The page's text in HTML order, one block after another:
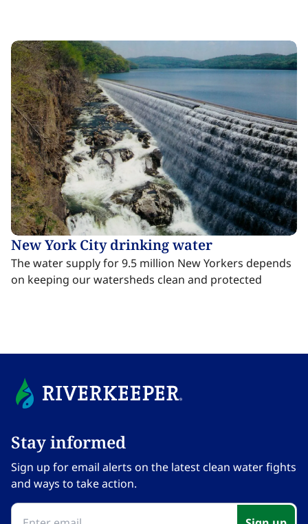
New York City drinking water​​​​‌ ‍ ​‍​‍‌‍ ‌ ​‍‌‍‍‌‌‍‌ ‌‍‍‌‌‍ ‍​‍​‍​ ‍‍​‍​‍‌ ​ ‌‍​‌‌‍ ‍‌‍‍‌‌ ‌​‌ ‍‌​‍ ‍‌‍‍‌‌‍ ​‍​‍​‍ ​​‍​‍‌‍‍​‌ ​‍‌‍‌‌‌‍‌‍​‍​‍​ ‍‍​‍​‍‌‍‍​‌ ‌​‌ ‌​‌ ​​‌ ​ ​ ‍‍​‍ ​‍ ‌‍​ ‌‍ ‌‌ ​ ​‍ ‍‌‍ ‌‌‍​‌‌‍‍‌‌‍ ‍​‍ ‍​ ​‍​ ​​​ ​‍​ ‌​‌ ​‍‌‍‌‌‌‍‌​‌‍‌‌‌ ​ ‌‍‍‌‌‍‌ ‌‍ ‍​‍ ‍‌ ​‍‌‍‍‌‌ ‌‍‌‍‌‌‌ ​‍‌‍‍ ‌‍‌‌‌‍‌‌‌ ​​‌‍‌‌‌ ​‍​‍ ‍‌‍ ‌ ​‍‌‍‌ ​‍ ‌‍‍‌‌‍ ‍‌ ‌​‌‍‌‌‌‍ ‍‌ ‌​​‍ ‌‍‌‌‌‍‌​‌‍‍‌‌ ‌​​‍ ‌‍ ‌‌‍ ‌‍‌​‌‍‌‌​ ‌‌ ​​‌ ​‍‌‍‌‌‌ ​ ‌‍‌‌‌‍ ‍‌ ‌​‌‍​‌‌ ‌​‌‍‍‌‌‍ ‌‍ ‍​ ‍ ‌‍‍‌‌‍‌​​ ‌​ ‌ ‌‍‌​‌‍​‌​ ​ ​ ‌‌‌‍​‍​ ‌​‌‍​‌​‍ ‌‌‍​‍‌‍​ ‌‍​‍‌‍​‌​‍ ‌​ ‌​‌‍​‍‌‍‌‌‌‍​ ​‍ ‌​ ‍‌‌‍​‍‌‍‌​​ ‌‍​‍ ‌‌‍​‍​ ​​‌‍‌‌‌‍‌​​ ​​​ ​‌‌‍‌​​ ‌‍​ ‌​‌‍​‌‌‍‌​​ ​‍​ ‍ ‌ ‌​‌ ‍‌‌ ​​‌‍‌‌​ ‌‌‍​ ‌‍​‌‌‍ ‌‌ ​​‌‍​‌‌‍‍‌‌‍‌ ‌‍ ‍​ ‍ ‌ ​​‌‍​‌‌ ‌​‌‍‍​​ ‌‌ ‌​‌‍‍‌‌ ‌​‌‍ ​‌‍‌‌​ ‌‍​‍‌‍​‌‌ ​ ‌‍‌‌‌‌‌‌‌ ​‍‌‍ ​​ ‌‌‍‍​‌ ‌​‌ ‌​‌ ​​‌ ​ ​‍‌‌​ ​ ‌​​‌​‍‌‌​ ​‍‌​‌‍​‍‌‌​ ​‍‌​‌‍‌‍​ ‌‍ ‌‌ ​ ​‍ ‍‌‍ ‌‌‍​‌‌‍‍‌‌‍ ‍​‍ ‍​ ​‍​ ​​​ ​‍​ ‌​‌ ​‍‌‍‌‌‌‍‌​‌‍‌‌‌ ​ ‌‍‍‌‌‍‌ ‌‍ ‍​‍ ‍‌ ​‍‌‍‍‌‌ ‌‍‌‍‌‌‌ ​‍‌‍‍ ‌‍‌‌‌‍‌‌‌ ​​‌‍‌‌‌ ​‍​‍ ‍‌‍ ‌ ​‍‌‍‌ ​‍‌‍‌‍‍‌‌‍‌​​ ‌​ ‌ ‌‍‌​‌‍​‌​ ​ ​ ‌‌‌‍​‍​ ‌​‌‍​‌​‍ ‌‌‍​‍‌‍​ ‌‍​‍‌‍​‌​‍ ‌​ ‌​‌‍​‍‌‍‌‌‌‍​ ​‍ ‌​ ‍‌‌‍​‍‌‍‌​​ ‌‍​‍ ‌‌‍​‍​ ​​‌‍‌‌‌‍‌​​ ​​​ ​‌‌‍‌​​ ‌‍​ ‌​‌‍​‌‌‍‌​​ ​‍​‍‌‍‌ ‌​‌ ‍‌‌ ​​‌‍‌‌​ ‌‌‍​ ‌‍​‌‌‍ ‌‌ ​​‌‍​‌‌‍‍‌‌‍‌ ‌‍ ‍​‍‌‍‌ ​​‌‍​‌‌ ‌​‌‍‍​​ ‌‌ ‌​‌‍‍‌‌ ‌​‌‍ ​‌‍‌‌​‍‌‍‌ ​​‌‍‌‌‌ ​‍‌ ​ ‌ ​​‌‍‌‌‌‍​ ‌ ‌​‌‍‍‌‌ ‌‍‌‍‌‌​ ‌‌ ​​‌ ‌‌‌‍​‍‌‍ ​‌‍‍‌‌ ​ ‌‍‍​‌‍‌‌‌‍‌​​‍​‍‌ ‌
The water supply for 9.5 million New Yorkers depends
on keeping our watersheds clean and protected​​​​‌ ‍ ​‍​‍‌‍ ‌ ​‍‌‍‍‌‌‍‌ ‌‍‍‌‌‍ ‍​‍​‍​ ‍‍​‍​‍‌ ​ ‌‍​‌‌‍ ‍‌‍‍‌‌ ‌​‌ ‍‌​‍ ‍‌‍‍‌‌‍ ​‍​‍​‍ ​​‍​‍‌‍‍​‌ ​‍‌‍‌‌‌‍‌‍​‍​‍​ ‍‍​‍​‍‌‍‍​‌ ‌​‌ ‌​‌ ​​‌ ​ ​ ‍‍​‍ ​‍ ‌‍​ ‌‍ ‌‌ ​ ​‍ ‍‌‍ ‌‌‍​‌‌‍‍‌‌‍ ‍​‍ ‍​ ​‍​ ​​​ ​‍​ ‌​‌ ​‍‌‍‌‌‌‍‌​‌‍‌‌‌ ​ ‌‍‍‌‌‍‌ ‌‍ ‍​‍ ‍‌ ​‍‌‍‍‌‌ ‌‍‌‍‌‌‌ ​‍‌‍‍ ‌‍‌‌‌‍‌‌‌ ​​‌‍‌‌‌ ​‍​‍ ‍‌‍ ‌ ​‍‌‍‌ ​‍ ‌‍‍‌‌‍ ‍‌ ‌​‌‍‌‌‌‍ ‍‌ ‌​​‍ ‌‍‌‌‌‍‌​‌‍‍‌‌ ‌​​‍ ‌‍ ‌‌‍ ‌‍‌​‌‍‌‌​ ‌‌ ​​‌ ​‍‌‍‌‌‌ ​ ‌‍‌‌‌‍ ‍‌ ‌​‌‍​‌‌ ‌​‌‍‍‌‌‍ ‌‍ ‍​ ‍ ‌‍‍‌‌‍‌​​ ‌​ ‌ ‌‍‌​‌‍​‌​ ​ ​ ‌‌‌‍​‍​ ‌​‌‍​‌​‍ ‌‌‍​‍‌‍​ ‌‍​‍‌‍​‌​‍ ‌​ ‌​‌‍​‍‌‍‌‌‌‍​ ​‍ ‌​ ‍‌‌‍​‍‌‍‌​​ ‌‍​‍ ‌‌‍​‍​ ​​‌‍‌‌‌‍‌​​ ​​​ ​‌‌‍‌​​ ‌‍​ ‌​‌‍​‌‌‍‌​​ ​‍​ ‍ ‌ ‌​‌ ‍‌‌ ​​‌‍‌‌​ ‌‌‍​ ‌‍​‌‌‍ ‌‌ ​​‌‍​‌‌‍‍‌‌‍‌ ‌‍ ‍​ ‍ ‌ ​​‌‍​‌‌ ‌​‌‍‍​​ ‌‌ ​ ‌‍‍​‌‍ ‌ ​‍‌ ‌​‌​‌​‌‍‌‌‌ ​ ‌‍​ ‌ ​‍‌‍‍‌‌ ​​‌ ‌​‌‍‍‌‌‍ ‌‍ ‍​ ‌‍​‍‌‍​‌‌ ​ ‌‍‌‌‌‌‌‌‌ ​‍‌‍ ​​ ‌‌‍‍​‌ ‌​‌ ‌​‌ ​​‌ ​ ​‍‌‌​ ​ ‌​​‌​‍‌‌​ ​‍‌​‌‍​‍‌‌​ ​‍‌​‌‍‌‍​ ‌‍ ‌‌ ​ ​‍ ‍‌‍ ‌‌‍​‌‌‍‍‌‌‍ ‍​‍ ‍​ ​‍​ ​​​ ​‍​ ‌​‌ ​‍‌‍‌‌‌‍‌​‌‍‌‌‌ ​ ‌‍‍‌‌‍‌ ‌‍ ‍​‍ ‍‌ ​‍‌‍‍‌‌ ‌‍‌‍‌‌‌ ​‍‌‍‍ ‌‍‌‌‌‍‌‌‌ ​​‌‍‌‌‌ ​‍​‍ ‍‌‍ ‌ ​‍‌‍‌ ​‍‌‍‌‍‍‌‌‍‌​​ ‌​ ‌ ‌‍‌​‌‍​‌​ ​ ​ ‌‌‌‍​‍​ ‌​‌‍​‌​‍ ‌‌‍​‍‌‍​ ‌‍​‍‌‍​‌​‍ ‌​ ‌​‌‍​‍‌‍‌‌‌‍​ ​‍ ‌​ ‍‌‌‍​‍‌‍‌​​ ‌‍​‍ ‌‌‍​‍​ ​​‌‍‌‌‌‍‌​​ ​​​ ​‌‌‍‌​​ ‌‍​ ‌​‌‍​‌‌‍‌​​ ​‍​‍‌‍‌ ‌​‌ ‍‌‌ ​​‌‍‌‌​ ‌‌‍​ ‌‍​‌‌‍ ‌‌ ​​‌‍​‌‌‍‍‌‌‍‌ ‌‍ ‍​‍‌‍‌ ​​‌‍​‌‌ ‌​‌‍‍​​ ‌‌ ​ ‌‍‍​‌‍ ‌ ​‍‌ ‌​‌​‌​‌‍‌‌‌ ​ ‌‍​ ‌ ​‍‌‍‍‌‌ ​​‌ ‌​‌‍‍‌‌‍ ‌‍ ‍​‍‌‍‌ ​​‌‍‌‌‌ ​‍‌ ​ ‌ ​​‌‍‌‌‌‍​ ‌ ‌​‌‍‍‌‌ ‌‍‌‍‌‌​ ‌‌ ​​‌ ‌‌‌‍​‍‌‍ ​‌‍‍‌‌ ​ ‌‍‍​‌‍‌‌‌‍‌​​‍​‍‌ ‌
Stay informed​​​​‌ ‍ ​‍​‍‌‍ ‌ ​‍‌‍‍‌‌‍‌ ‌‍‍‌‌‍ ‍​‍​‍​ ‍‍​‍​‍‌ ​ ‌‍​‌‌‍ ‍‌‍‍‌‌ ‌​‌ ‍‌​‍ ‍‌‍‍‌‌‍ ​‍​‍​‍ ​​‍​‍‌‍‍​‌ ​‍‌‍‌‌‌‍‌‍​‍​‍​ ‍‍​‍​‍‌‍‍​‌ ‌​‌ ‌​‌ ​​‌ ​ ​ ‍‍​‍ ​‍ ‌‍​ ‌‍ ‌‌ ​ ​‍ ‍‌‍ ‌‌‍​‌‌‍‍‌‌‍ ‍​‍ ‍​ ​‍​ ​​​ ​‍​ ‌​‌ ​‍‌‍‌‌‌‍‌​‌‍‌‌‌ ​ ‌‍‍‌‌‍‌ ‌‍ ‍​‍ ‍‌ ​‍‌‍‍‌‌ ‌‍‌‍‌‌‌ ​‍‌‍‍ ‌‍‌‌‌‍‌‌‌ ​​‌‍‌‌‌ ​‍​‍ ‍‌‍ ‌ ​‍‌‍‌ ​‍ ‌‍‍‌‌‍ ‍‌ ‌​‌‍‌‌‌‍ ‍‌ ‌​​‍ ‌‍‌‌‌‍‌​‌‍‍‌‌ ‌​​‍ ‌‍ ‌‌‍ ‌‍‌​‌‍‌‌​ ‌‌ ​​‌ ​‍‌‍‌‌‌ ​ ‌‍‌‌‌‍ ‍‌ ‌​‌‍​‌‌ ‌​‌‍‍‌‌‍ ‌‍ ‍​ ‍ ‌‍‍‌‌‍‌​​ ‌‌‍‌‍‌‍ ‌‍ ‌ ‌​‌‍‌‌‌ ​‍​ ‍ ‌ ‌​‌ ‍‌‌ ​​‌‍‌‌​ ‌‌‍‌‍‌‍ ‌‍ ‌ ‌​‌‍‌‌‌ ​‍​ ‍ ‌ ​​‌‍​‌‌ ‌​‌‍‍​​ ‌‌‍ ‍‌‍‌‌‌ ‌ ‌ ​ ‌‍ ​‌‍‌‌‌ ‌​‌ ‌​‌‍‌‌‌ ​‍​‍ ‍‌ ‌​‌‍‍‌‌ ‌​‌‍ ​‌‍‌‌​ ‌‍​‍‌‍​‌‌ ​ ‌‍‌‌‌‌‌‌‌ ​‍‌‍ ​​ ‌‌‍‍​‌ ‌​‌ ‌​‌ ​​‌ ​ ​‍‌‌​ ​ ‌​​‌​‍‌‌​ ​‍‌​‌‍​‍‌‌​ ​‍‌​‌‍‌‍​ ‌‍ ‌‌ ​ ​‍ ‍‌‍ ‌‌‍​‌‌‍‍‌‌‍ ‍​‍ ‍​ ​‍​ ​​​ ​‍​ ‌​‌ ​‍‌‍‌‌‌‍‌​‌‍‌‌‌ ​ ‌‍‍‌‌‍‌ ‌‍ ‍​‍ ‍‌ ​‍‌‍‍‌‌ ‌‍‌‍‌‌‌ ​‍‌‍‍ ‌‍‌‌‌‍‌‌‌ ​​‌‍‌‌‌ ​‍​‍ ‍‌‍ ‌ ​‍‌‍‌ ​‍‌‍‌‍‍‌‌‍‌​​ ‌‌‍‌‍‌‍ ‌‍ ‌ ‌​‌‍‌‌‌ ​‍​‍‌‍‌ ‌​‌ ‍‌‌ ​​‌‍‌‌​ ‌‌‍‌‍‌‍ ‌‍ ‌ ‌​‌‍‌‌‌ ​‍​‍‌‍‌ ​​‌‍​‌‌ ‌​‌‍‍​​ ‌‌‍ ‍‌‍‌‌‌ ‌ ‌ ​ ‌‍ ​‌‍‌‌‌ ‌​‌ ‌​‌‍‌‌‌ ​‍​‍ ‍‌ ‌​‌‍‍‌‌ ‌​‌‍ ​‌‍‌‌​‍‌‍‌ ​​‌‍‌‌‌ ​‍‌ ​ ‌ ​​‌‍‌‌‌‍​ ‌ ‌​‌‍‍‌‌ ‌‍‌‍‌‌​ ‌‌ ​​‌ ‌‌‌‍​‍‌‍ ​‌‍‍‌‌ ​ ‌‍‍​‌‍‌‌‌‍‌​​‍​‍‌ ‌
Sign up for email alerts on the latest clean water fights
and ways to take action.​​​​‌ ‍ ​‍​‍‌‍ ‌ ​‍‌‍‍‌‌‍‌ ‌‍‍‌‌‍ ‍​‍​‍​ ‍‍​‍​‍‌ ​ ‌‍​‌‌‍ ‍‌‍‍‌‌ ‌​‌ ‍‌​‍ ‍‌‍‍‌‌‍ ​‍​‍​‍ ​​‍​‍‌‍‍​‌ ​‍‌‍‌‌‌‍‌‍​‍​‍​ ‍‍​‍​‍‌‍‍​‌ ‌​‌ ‌​‌ ​​‌ ​ ​ ‍‍​‍ ​‍ ‌‍​ ‌‍ ‌‌ ​ ​‍ ‍‌‍ ‌‌‍​‌‌‍‍‌‌‍ ‍​‍ ‍​ ​‍​ ​​​ ​‍​ ‌​‌ ​‍‌‍‌‌‌‍‌​‌‍‌‌‌ ​ ‌‍‍‌‌‍‌ ‌‍ ‍​‍ ‍‌ ​‍‌‍‍‌‌ ‌‍‌‍‌‌‌ ​‍‌‍‍ ‌‍‌‌‌‍‌‌‌ ​​‌‍‌‌‌ ​‍​‍ ‍‌‍ ‌ ​‍‌‍‌ ​‍ ‌‍‍‌‌‍ ‍‌ ‌​‌‍‌‌‌‍ ‍‌ ‌​​‍ ‌‍‌‌‌‍‌​‌‍‍‌‌ ‌​​‍ ‌‍ ‌‌‍ ‌‍‌​‌‍‌‌​ ‌‌ ​​‌ ​‍‌‍‌‌‌ ​ ‌‍‌‌‌‍ ‍‌ ‌​‌‍​‌‌ ‌​‌‍‍‌‌‍ ‌‍ ‍​ ‍ ‌‍‍‌‌‍‌​​ ‌‌‍‌‍‌‍ ‌‍ ‌ ‌​‌‍‌‌‌ ​‍​ ‍ ‌ ‌​‌ ‍‌‌ ​​‌‍‌‌​ ‌‌‍‌‍‌‍ ‌‍ ‌ ‌​‌‍‌‌‌ ​‍​ ‍ ‌ ​​‌‍​‌‌ ‌​‌‍‍​​ ‌‌‍ ‍‌‍‌‌‌ ‌ ‌ ​ ‌‍ ​‌‍‌‌‌ ‌​‌ ‌​‌‍‌‌‌ ​‍​‍ ‍‌‍‌​‌‍‌‌‌ ​ ‌‍​ ‌ ​‍‌‍‍‌‌ ​​‌ ‌​‌‍‍‌‌‍ ‌‍ ‍​ ‌‍​‍‌‍​‌‌ ​ ‌‍‌‌‌‌‌‌‌ ​‍‌‍ ​​ ‌‌‍‍​‌ ‌​‌ ‌​‌ ​​‌ ​ ​‍‌‌​ ​ ‌​​‌​‍‌‌​ ​‍‌​‌‍​‍‌‌​ ​‍‌​‌‍‌‍​ ‌‍ ‌‌ ​ ​‍ ‍‌‍ ‌‌‍​‌‌‍‍‌‌‍ ‍​‍ ‍​ ​‍​ ​​​ ​‍​ ‌​‌ ​‍‌‍‌‌‌‍‌​‌‍‌‌‌ ​ ‌‍‍‌‌‍‌ ‌‍ ‍​‍ ‍‌ ​‍‌‍‍‌‌ ‌‍‌‍‌‌‌ ​‍‌‍‍ ‌‍‌‌‌‍‌‌‌ ​​‌‍‌‌‌ ​‍​‍ ‍‌‍ ‌ ​‍‌‍‌ ​‍‌‍‌‍‍‌‌‍‌​​ ‌‌‍‌‍‌‍ ‌‍ ‌ ‌​‌‍‌‌‌ ​‍​‍‌‍‌ ‌​‌ ‍‌‌ ​​‌‍‌‌​ ‌‌‍‌‍‌‍ ‌‍ ‌ ‌​‌‍‌‌‌ ​‍​‍‌‍‌ ​​‌‍​‌‌ ‌​‌‍‍​​ ‌‌‍ ‍‌‍‌‌‌ ‌ ‌ ​ ‌‍ ​‌‍‌‌‌ ‌​‌ ‌​‌‍‌‌‌ ​‍​‍ ‍‌‍‌​‌‍‌‌‌ ​ ‌‍​ ‌ ​‍‌‍‍‌‌ ​​‌ ‌​‌‍‍‌‌‍ ‌‍ ‍​‍‌‍‌ ​​‌‍‌‌‌ ​‍‌ ​ ‌ ​​‌‍‌‌‌‍​ ‌ ‌​‌‍‍‌‌ ‌‍‌‍‌‌​ ‌‌ ​​‌ ‌‌‌‍​‍‌‍ ​‌‍‍‌‌ ​ ‌‍‍​‌‍‌‌‌‍‌​​‍​‍‌ ‌
Restore
Connect